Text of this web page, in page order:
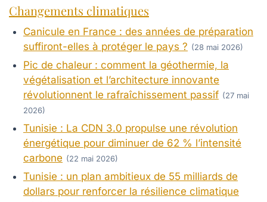
Changements climatiques
Canicule en France : des années de préparation
suffiront-elles à protéger le pays ? (28 mai 2026)
Pic de chaleur : comment la géothermie, la
végétalisation et l’architecture innovante
révolutionnent le rafraîchissement passif (27 mai
2026)
Tunisie : La CDN 3.0 propulse une révolution
énergétique pour diminuer de 62 % l’intensité
carbone (22 mai 2026)
Tunisie : un plan ambitieux de 55 milliards de
dollars pour renforcer la résilience climatique